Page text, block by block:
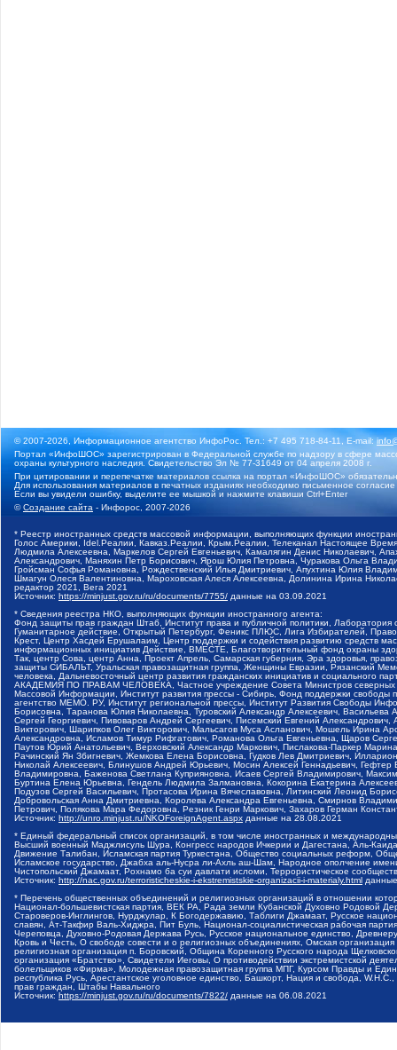
© 2007-2026, Информационное агентство ИнфоРос. Тел.: +7 495 718-84-11, E-mail:
Портал «ИнфоШОС» зарегистрирован в Федеральной службе по надзору в сфере
охраны культурного наследия. Свидетельство Эл № 77-31649 от 04 апреля 2008 г.
При цитировании и перепечатке материалов ссылка на портал «ИнфоШОС»
Для использования материалов в печатных изданиях необходимо письменное
Если вы увидели ошибку, выделите ее мышкой и нажмите клавиши Ctrl+Enter
©Создание сайта - Инфорос, 2007-2026
* Реестр иностранных средств массовой информации, выполняющих функции
Голос Америки, Idel.Реалии, Кавказ.Реалии, Крым.Реалии, Телеканал Настоящее
Людмила Алексеевна, Маркелов Сергей Евгеньевич, Камалягин Денис Николаевич,
Александрович, Маняхин Петр Борисович, Ярош Юлия Петровна, Чуракова Ольга
Гройсман Софья Романовна, Рождественский Илья Дмитриевич, Апухтина Юлия
Шмагун Олеся Валентиновна, Мароховская Алеся Алексеевна, Долинина Ирина
редактор 2021, Вега 2021
Источник: https://minjust.gov.ru/ru/documents/7755/ данные на 03.09.2021
* Сведения реестра НКО, выполняющих функции иностранного агента:
Фонд защиты прав граждан Штаб, Институт права и публичной политики,
Гуманитарное действие, Открытый Петербург, Феникс ПЛЮС, Лига Избирателей,
Крест, Центр Хасдей Ерушалаим, Центр поддержки и содействия развитию средств
информационных инициатив Действие, ВМЕСТЕ, Благотворительный фонд охраны
Так, центр Сова, центр Анна, Проект Апрель, Самарская губерния, Эра здоровья,
защиты СИБАЛЬТ, Уральская правозащитная группа, Женщины Евразии, Рязанский
человека, Дальневосточный центр развития гражданских инициатив и социального
АКАДЕМИЯ ПО ПРАВАМ ЧЕЛОВЕКА, Частное учреждение Совета Министров северных
Массовой Информации, Институт развития прессы - Сибирь, Фонд поддержки
агентство МЕМО. РУ, Институт региональной прессы, Институт Развития Свободы
Борисовна, Таранова Юлия Николаевна, Туровский Александр Алексеевич,
Сергей Георгиевич, Пивоваров Андрей Сергеевич, Писемский Евгений
Викторович, Шарипков Олег Викторович, Мальсагов Муса Асланович, Мошель Ирина
Александровна, Исламов Тимур Рифгатович, Романова Ольга Евгеньевна, Щаров
Паутов Юрий Анатольевич, Верховский Александр Маркович, Пислакова-Паркер
Рачинский Ян Збигневич, Жемкова Елена Борисовна, Гудков Лев Дмитриевич,
Николай Алексеевич, Блинушов Андрей Юрьевич, Мосин Алексей Геннадьевич,
Владимировна, Баженова Светлана Куприяновна, Исаев Сергей Владимирович,
Буртина Елена Юрьевна, Гендель Людмила Залмановна, Кокорина Екатерина
Подузов Сергей Васильевич, Протасова Ирина Вячеславовна, Литинский Леонид
Добровольская Анна Дмитриевна, Королева Александра Евгеньевна, Смирнов
Петрович, Полякова Мара Федоровна, Резник Генри Маркович, Захаров Герман
Источник: http://unro.minjust.ru/NKOForeignAgent.aspx данные на 28.08.2021
* Единый федеральный список организаций, в том числе иностранных и
Высший военный Маджлисуль Шура, Конгресс народов Ичкерии и Дагестана, Аль-
Движение Талибан, Исламская партия Туркестана, Общество социальных реформ,
Исламское государство, Джабха аль-Нусра ли-Ахль аш-Шам, Народное ополчение
Чистопольский Джамаат, Рохнамо ба суи давлати исломи, Террористическое
Источник: http://nac.gov.ru/terroristicheskie-i-ekstremistskie-organizacii-i-materialy.html
* Перечень общественных объединений и религиозных организаций в отношении
Национал-большевистская партия, ВЕК РА, Рада земли Кубанской Духовно Родовой
Староверов-Инглингов, Нурджулар, К Богодержавию, Таблиги Джамаат, Русское
славян, Ат-Такфир Валь-Хиджра, Пит Буль, Национал-социалистическая рабочая
Череповца, Духовно-Родовая Держава Русь, Русское национальное единство,
Кровь и Честь, О свободе совести и о религиозных объединениях, Омская
религиозная организация п. Боровский, Община Коренного Русского народа
организация «Братство», Свидетели Иеговы, О противодействии экстремистской
болельщиков «Фирма», Молодежная правозащитная группа МПГ, Курсом Правды и
республика Русь, Арестантское уголовное единство, Башкорт, Нация и свобода,
прав граждан, Штабы Навального
Источник: https://minjust.gov.ru/ru/documents/7822/ данные на 06.08.2021